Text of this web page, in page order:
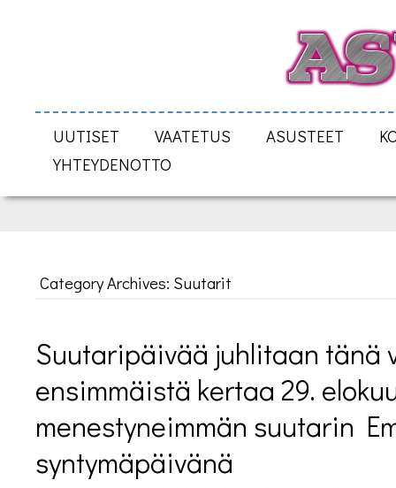
UUTISET VAATETUS ASUSTEET
YHTEYDENOTTO
Category Archives: Suutarit
Suutaripäivää juhlitaan tänä
ensimmäistä kertaa 29.
menestyneimmän suutarin
syntymäpäivänä